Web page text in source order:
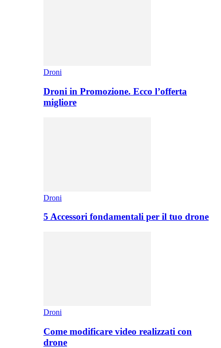
Droni
Droni in Promozione. Ecco l’offerta
migliore
Droni
5 Accessori fondamentali per il tuo drone
Droni
Come modificare video realizzati con
drone